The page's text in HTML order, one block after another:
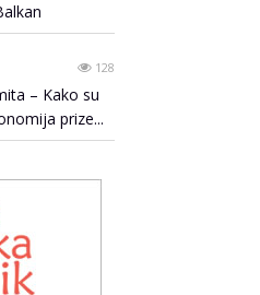
128
– Kako su
prize...